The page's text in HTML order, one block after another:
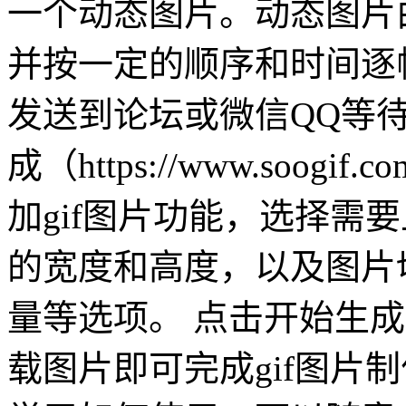
一个动态图片。动态图
并按一定的顺序和时间
发送到论坛或微信QQ等
成（https://
加gif图片功能，选择需
的宽度和高度，以及图
量等选项。 点击开始生
载图片即可完成gif图片